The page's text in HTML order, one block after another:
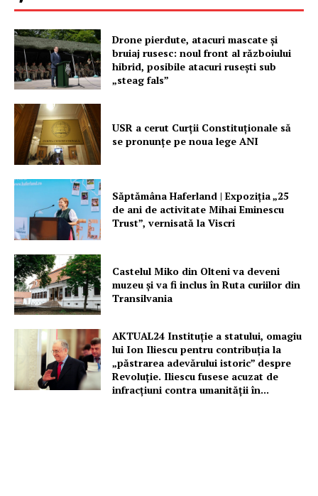
Un proiect
FREEDOM HOUSE ROMÂNIA
PRESShub
Despre noi / Echipa
Drone pierdute, atacuri mascate și
bruiaj rusesc: noul front al războiului
hibrid, posibile atacuri rusești sub
„steag fals”
USR a cerut Curții Constituționale să
se pronunțe pe noua lege ANI
Săptămâna Haferland | Expoziţia „25
de ani de activitate Mihai Eminescu
Trust”, vernisată la Viscri
Castelul Miko din Olteni va deveni
muzeu şi va fi inclus în Ruta curiilor din
Transilvania
AKTUAL24 Instituție a statului, omagiu
lui Ion Iliescu pentru contribuția la
„păstrarea adevărului istoric” despre
Revoluție. Iliescu fusese acuzat de
infracțiuni contra umanității în...